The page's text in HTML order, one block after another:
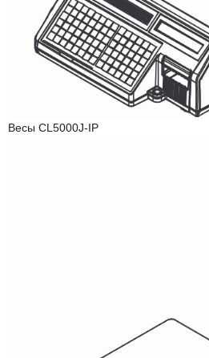
Весы CL5000J-IP